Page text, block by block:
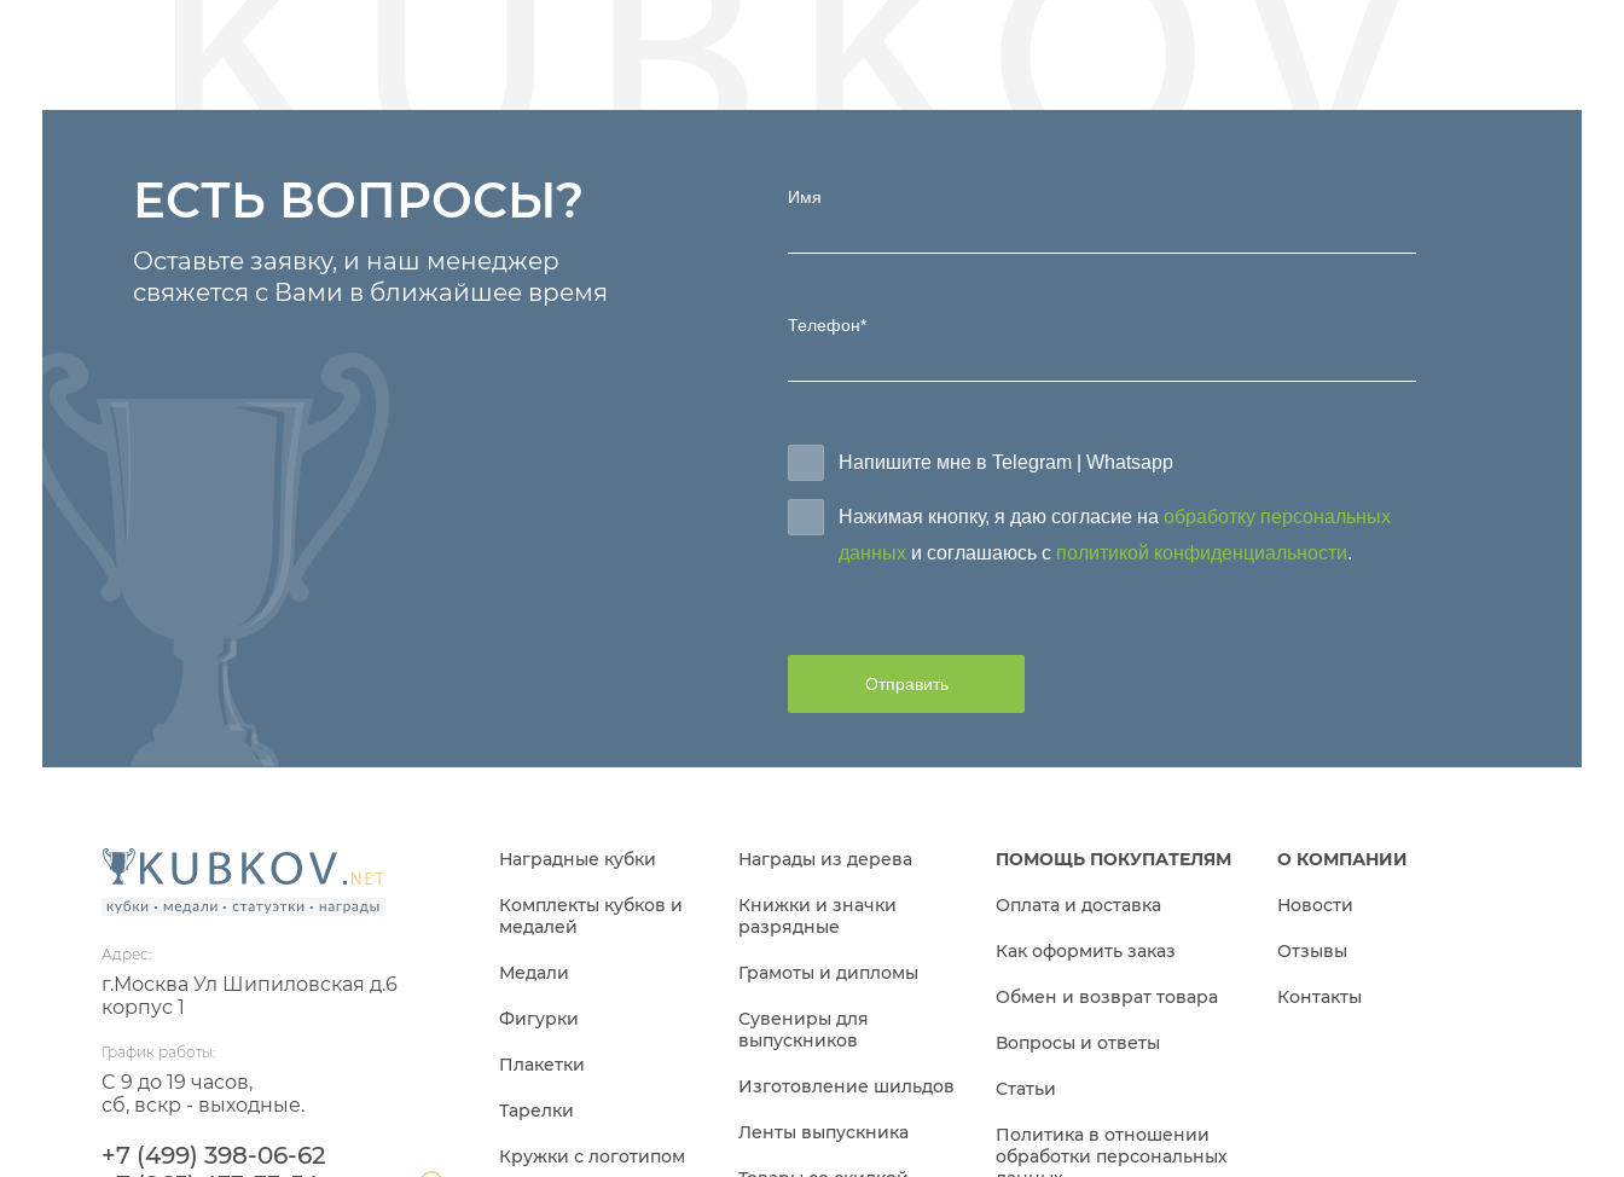
ЕСТЬ ВОПРОСЫ?
Оставьте заявку, и наш менеджер
свяжется с Вами в ближайшее время
Имя
Телефон*
Напишите мне в Telegram | Whatsapp
Нажимая кнопку, я даю согласие на обработку персональных
данных и соглашаюсь с политикой конфиденциальности.
Адрес:
г.Москва Ул Шипиловская д.6
корпус 1
График работы:
C 9 до 19 часов,
сб, вскр - выходные.
+7 (499) 398-06-62
Наградные кубки
Комплекты кубков и
медалей
Медали
Фигурки
Плакетки
Тарелки
Кружки с логотипом
Награды из дерева
Книжки и значки
разрядные
Грамоты и дипломы
Сувениры для
выпускников
Изготовление шильдов
Ленты выпускника
ПОМОЩЬ ПОКУПАТЕЛЯМ
Оплата и доставка
Как оформить заказ
Обмен и возврат товара
Вопросы и ответы
Статьи
Политика в отношении
обработки персональных
О КОМПАНИИ
Новости
Отзывы
Контакты